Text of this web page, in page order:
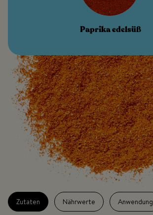
Paprika edelsüß
Zutaten Nährwerte Anwendung